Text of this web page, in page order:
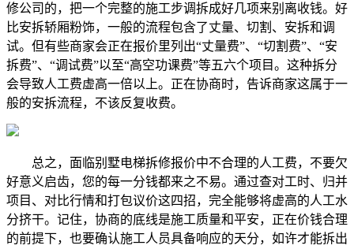
修公司的，把一个完整的施工步调拆成好几项来别离收钱。好
比安拆轿厢粉饰，一般的流程包含了丈量、切割、安拆和调
试。但有些商家会正在报价里列出“丈量费”、“切割费”、“安
拆费”、“调试费”以至“高空功课费”等五六个项目。这种拆分
会导致人工费虚高一倍以上。正在协商时，告诉商家这属于一
般的安拆流程，不该反复收费。
总之，面临别墅电梯拆修报价中不合理的人工费，不要欠
好意义启齿，您的每一分钱都来之不易。通过查对工时、归并
项目、对比行情和打包议价这四招，完全能够将虚高的人工水
分挤干。记住，协商的底线是施工质量和平安，正在价钱合理
的前提下，也要确认施工人员具备响应的天分，如许才能拆出